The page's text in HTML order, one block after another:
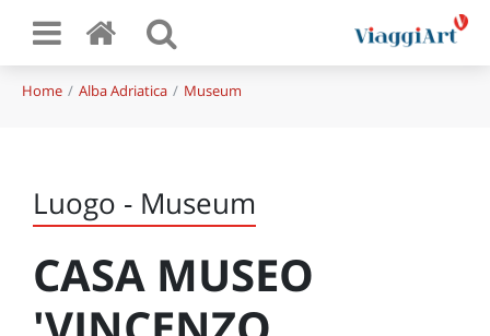
Home Alba Adriatica Museum
Luogo - Museum
CASA MUSEO